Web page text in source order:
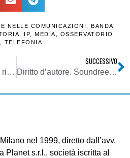
NELLE COMUNICAZIONI
BANDA
IP MEDIA
OSSERVATORIO
TELEFONIA
Tv, canone. Dal 2018 si riduce la quota RAI. AdE dà il via ai rimborsi per 21 mln di euro
SUCCESSIVO
Diritto d’autore. Soundreef ottiene decreto ingiuntivo per i compensi del concerto di Fedez
nel 1999, diretto dall’avv.
Planet s.r.l., società iscritta al